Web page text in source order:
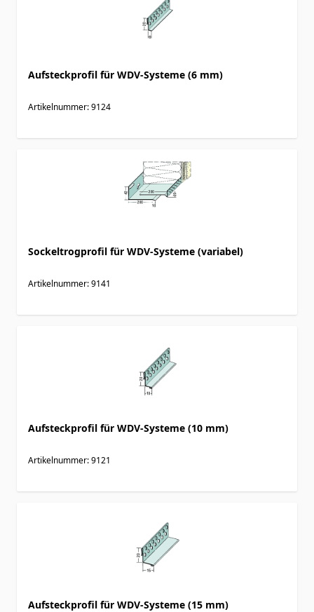
Aufsteckprofil für WDV-Systeme (6 mm)
Artikelnummer: 9124
Sockeltrogprofil für WDV-Systeme (variabel)
Artikelnummer: 9141
Aufsteckprofil für WDV-Systeme (10 mm)
Artikelnummer: 9121
Aufsteckprofil für WDV-Systeme (15 mm)